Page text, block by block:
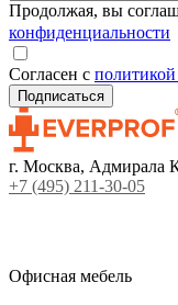
Продолжая, вы
конфиденциальности
Согласен с
г. Москва, Адмирала
+7 (495) 211-30-05
Офисная мебель